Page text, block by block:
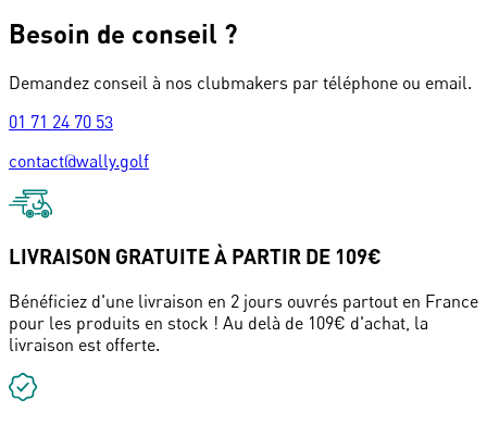
Besoin de conseil ?
Demandez conseil à nos clubmakers par téléphone ou email.
01 71 24 70 53
contact@wally.golf
LIVRAISON GRATUITE À PARTIR DE 109€
Bénéficiez d'une livraison en 2 jours ouvrés partout en France
pour les produits en stock ! Au delà de 109€ d'achat, la
livraison est offerte.